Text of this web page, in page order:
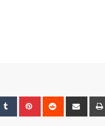
Tumblr Pinterest Reddit
Share